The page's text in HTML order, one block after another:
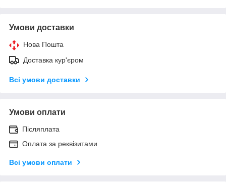
Умови доставки
Нова Пошта
Доставка кур'єром
Всі умови доставки
Умови оплати
Післяплата
Оплата за реквізитами
Всі умови оплати